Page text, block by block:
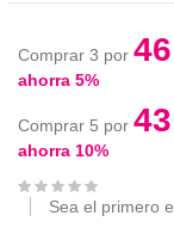
Comprar 3 por
ahorra 5%
Comprar 5 por
ahorra 10%
Sea el primero